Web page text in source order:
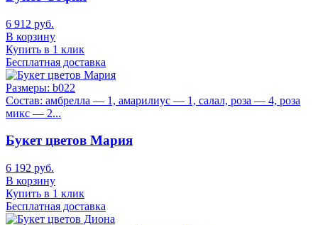
6 912 руб.
В корзину
Купить в 1 клик
Бесплатная доставка
Размеры: b022
Состав: амбрелла — 1, амарилиус — 1, салал, роза — 4, роза
микс — 2...
Букет цветов Мария
6 192 руб.
В корзину
Купить в 1 клик
Бесплатная доставка